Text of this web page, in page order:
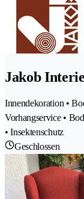
Jakob
Innendekoration •
Vorhangservice •
• Insektenschutz
Geschlossen